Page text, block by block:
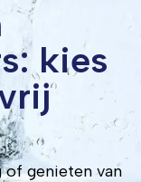
kies
of genieten van